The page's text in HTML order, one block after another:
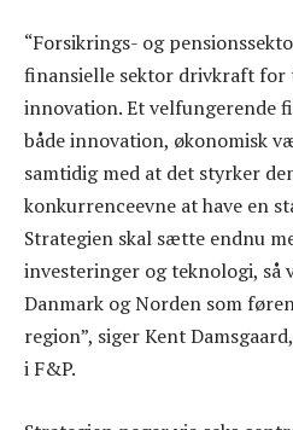
“Forsikrings- og
finansielle sektor drivkraft for
innovation. Et velfungerende
både innovation, økonomisk
samtidig med at det styrker
konkurrenceevne at have en
Strategien skal sætte endnu
investeringer og teknologi, så
Danmark og Norden som
region”, siger Kent
i F&P.